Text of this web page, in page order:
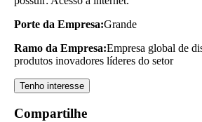
Porte da Empresa:Grande
Ramo da Empresa:Empresa global de
produtos inovadores líderes do setor
Tenho interesse
Compartilhe